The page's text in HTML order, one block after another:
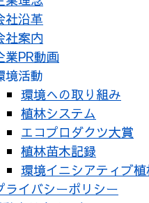
社沿革
社案内
業PR動画
境活動
環境への取り組み
植林システム
エコプロダクツ大賞
植林苗木記録
環境イニシアティブ
ライバシーポリシー